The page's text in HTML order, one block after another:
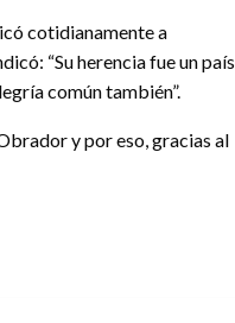
cotidianamente a
“Su herencia fue un país
común también”.
y por eso, gracias al